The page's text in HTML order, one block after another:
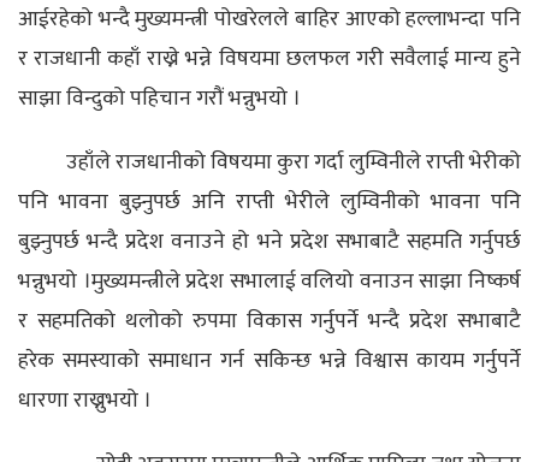
आईरहेको भन्दै मुख्यमन्त्री पोखरेलले बाहिर आएको हल्लाभन्दा पनि
र राजधानी कहाँ राख्ने भन्ने विषयमा छलफल गरी सवैलाई मान्य हुने
साझा विन्दुको पहिचान गरौं भन्नुभयो ।
उहाँले राजधानीको विषयमा कुरा गर्दा लुम्विनीले राप्ती भेरीको
पनि भावना बुझ्नुपर्छ अनि राप्ती भेरीले लुम्विनीको भावना पनि
बुझ्नुपर्छ भन्दै प्रदेश वनाउने हो भने प्रदेश सभाबाटै सहमति गर्नुपर्छ
भन्नुभयो ।मुख्यमन्त्रीले प्रदेश सभालाई वलियो वनाउन साझा निष्कर्ष
र सहमतिको थलोको रुपमा विकास गर्नुपर्ने भन्दै प्रदेश सभाबाटै
हरेक समस्याको समाधान गर्न सकिन्छ भन्ने विश्वास कायम गर्नुपर्ने
धारणा राख्नुभयो ।